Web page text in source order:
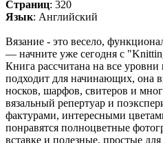
Страниц: 320
Язык: Английский
Вязание - это весело,
― начните уже сегодня с
Книга рассчитана на все
подходит для начинающих, она
носков, шарфов, свитеров и
вязальный репертуар и
фактурами, интересными
понравятся полноцветные
вставке и полезные, простые